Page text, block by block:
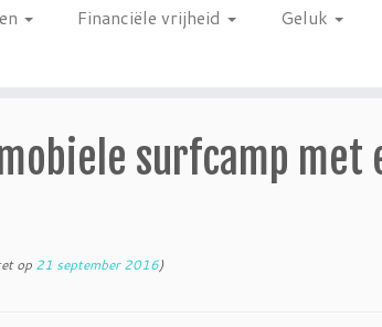
Financiële vrijheid Geluk
surfcamp met
op 21 september 2016)